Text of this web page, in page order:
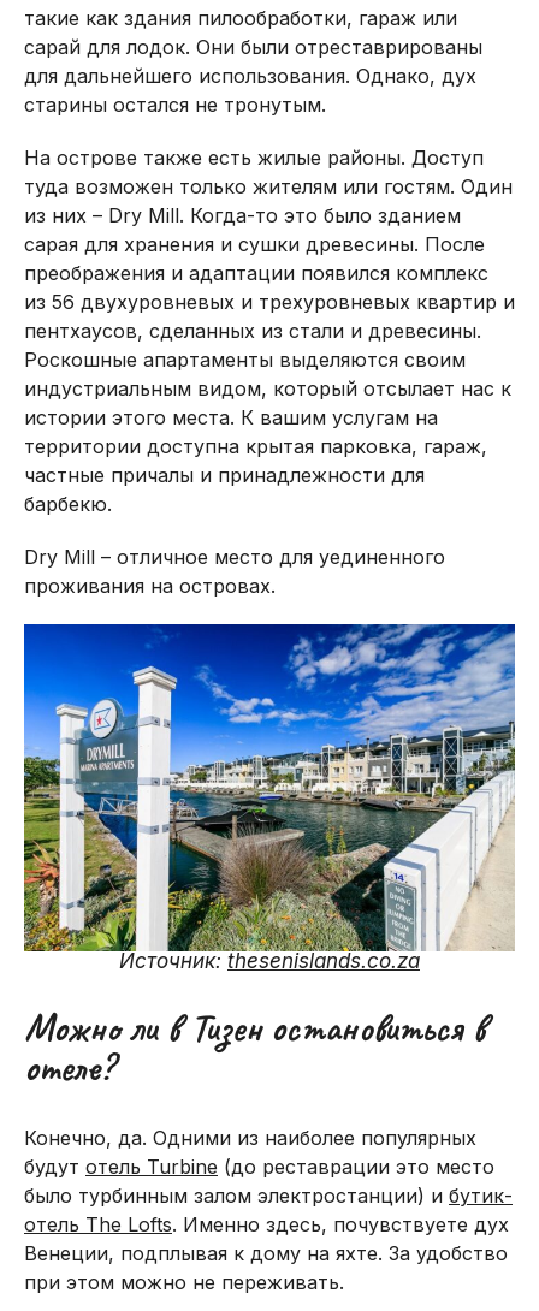
такие как здания пилообработки, гараж или
сарай для лодок. Они были отреставрированы
для дальнейшего использования. Однако, дух
старины остался не тронутым.
На острове также есть жилые районы. Доступ
туда возможен только жителям или гостям. Один
из них – Dry Mill. Когда-то это было зданием
сарая для хранения и сушки древесины. После
преображения и адаптации появился комплекс
из 56 двухуровневых и трехуровневых квартир и
пентхаусов, сделанных из стали и древесины.
Роскошные апартаменты выделяются своим
индустриальным видом, который отсылает нас к
истории этого места. К вашим услугам на
территории доступна крытая парковка, гараж,
частные причалы и принадлежности для
барбекю.
Dry Mill – отличное место для уединенного
проживания на островах.
Источник: thesenislands.co.za
Можно ли в Тизен остановиться в
отеле?
Конечно, да. Одними из наиболее популярных
будут отель Turbine (до реставрации это место
было турбинным залом электростанции) и бутик-
отель The Lofts. Именно здесь, почувствуете дух
Венеции, подплывая к дому на яхте. За удобство
при этом можно не переживать.